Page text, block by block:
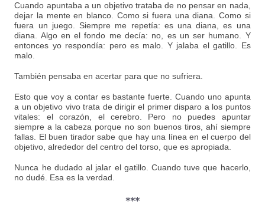
Cuando apuntaba a un objetivo trataba de no pensar en nada,
dejar la mente en blanco. Como si fuera una diana. Como si
fuera un juego. Siempre me repetía: es una diana, es una
diana. Algo en el fondo me decía: no, es un ser humano. Y
entonces yo respondía: pero es malo. Y jalaba el gatillo. Es
malo.
También pensaba en acertar para que no sufriera.
Esto que voy a contar es bastante fuerte. Cuando uno apunta
a un objetivo vivo trata de dirigir el primer disparo a los puntos
vitales: el corazón, el cerebro. Pero no puedes apuntar
siempre a la cabeza porque no son buenos tiros, ahí siempre
fallas. El buen tirador sabe que hay una línea en el cuerpo del
objetivo, alrededor del centro del torso, que es apropiada.
Nunca he dudado al jalar el gatillo. Cuando tuve que hacerlo,
no dudé. Esa es la verdad.
***